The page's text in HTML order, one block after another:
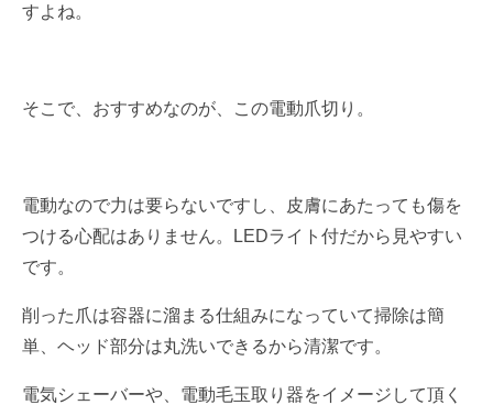
すよね。
そこで、おすすめなのが、この電動爪切り。
電動なので力は要らないですし、皮膚にあたっても傷を
つける心配はありません。LEDライト付だから見やすい
です。
削った爪は容器に溜まる仕組みになっていて掃除は簡
単、ヘッド部分は丸洗いできるから清潔です。
電気シェーバーや、電動毛玉取り器をイメージして頂く